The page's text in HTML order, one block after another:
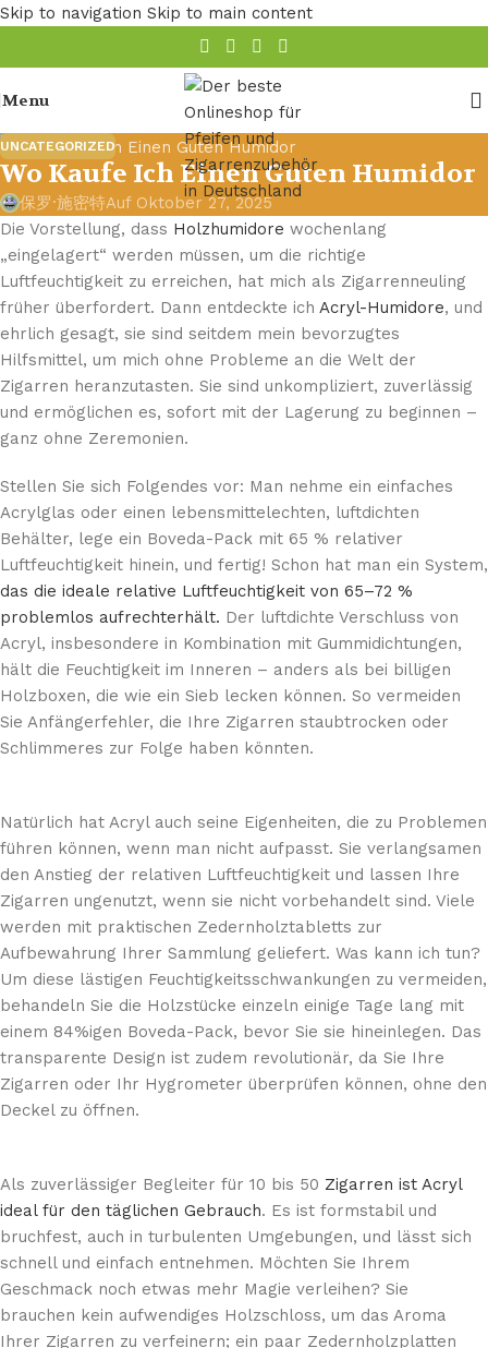
Skip to navigation Skip to main content
Menu
UNCATEGORIZED
Wo Kaufe Ich Einen Guten Humidor
保罗·施密特Auf Oktober 27, 2025
Die Vorstellung, dass Holzhumidore wochenlang
„eingelagert“ werden müssen, um die richtige
Luftfeuchtigkeit zu erreichen, hat mich als Zigarrenneuling
früher überfordert. Dann entdeckte ich Acryl-Humidore, und
ehrlich gesagt, sie sind seitdem mein bevorzugtes
Hilfsmittel, um mich ohne Probleme an die Welt der
Zigarren heranzutasten. Sie sind unkompliziert, zuverlässig
und ermöglichen es, sofort mit der Lagerung zu beginnen –
ganz ohne Zeremonien.
Stellen Sie sich Folgendes vor: Man nehme ein einfaches
Acrylglas oder einen lebensmittelechten, luftdichten
Behälter, lege ein Boveda-Pack mit 65 % relativer
Luftfeuchtigkeit hinein, und fertig! Schon hat man ein System,
das die ideale relative Luftfeuchtigkeit von 65–72 %
problemlos aufrechterhält. Der luftdichte Verschluss von
Acryl, insbesondere in Kombination mit Gummidichtungen,
hält die Feuchtigkeit im Inneren – anders als bei billigen
Holzboxen, die wie ein Sieb lecken können. So vermeiden
Sie Anfängerfehler, die Ihre Zigarren staubtrocken oder
Schlimmeres zur Folge haben könnten.
Natürlich hat Acryl auch seine Eigenheiten, die zu Problemen
führen können, wenn man nicht aufpasst. Sie verlangsamen
den Anstieg der relativen Luftfeuchtigkeit und lassen Ihre
Zigarren ungenutzt, wenn sie nicht vorbehandelt sind. Viele
werden mit praktischen Zedernholztabletts zur
Aufbewahrung Ihrer Sammlung geliefert. Was kann ich tun?
Um diese lästigen Feuchtigkeitsschwankungen zu vermeiden,
behandeln Sie die Holzstücke einzeln einige Tage lang mit
einem 84%igen Boveda-Pack, bevor Sie sie hineinlegen. Das
transparente Design ist zudem revolutionär, da Sie Ihre
Zigarren oder Ihr Hygrometer überprüfen können, ohne den
Deckel zu öffnen.
Als zuverlässiger Begleiter für 10 bis 50 Zigarren ist Acryl
ideal für den täglichen Gebrauch. Es ist formstabil und
bruchfest, auch in turbulenten Umgebungen, und lässt sich
schnell und einfach entnehmen. Möchten Sie Ihrem
Geschmack noch etwas mehr Magie verleihen? Sie
brauchen kein aufwendiges Holzschloss, um das Aroma
Ihrer Zigarren zu verfeinern; ein paar Zedernholzplatten